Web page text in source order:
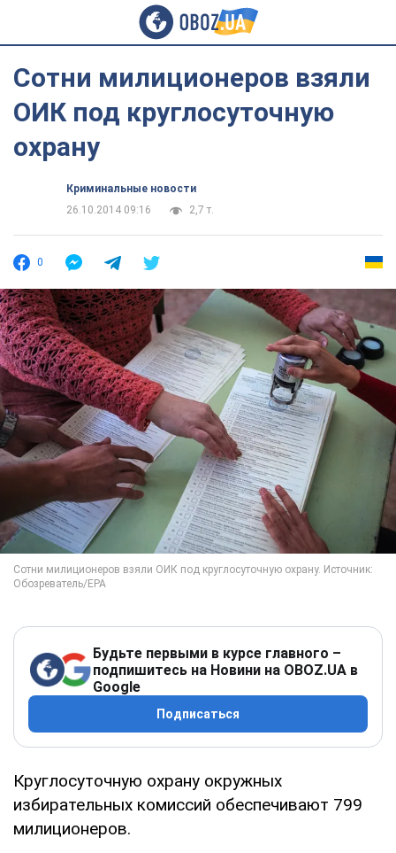
Сотни милиционеров взяли
ОИК под круглосуточную
охрану
Криминальные новости
26.10.2014 09:16
2,7 т.
0
Будьте первыми в курсе главного –
подпишитесь на Новини на OBOZ.UA в
Google
Подписаться
Круглосуточную охрану окружных
избирательных комиссий обеспечивают 799
милиционеров.